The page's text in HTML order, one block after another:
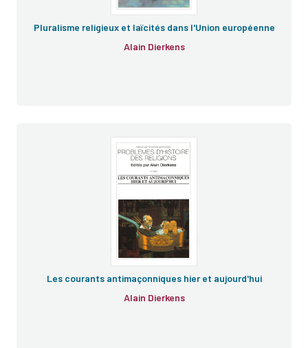
Pluralisme religieux et laïcités dans l'Union européenne
Alain Dierkens
Les courants antimaçonniques hier et aujourd'hui
Alain Dierkens